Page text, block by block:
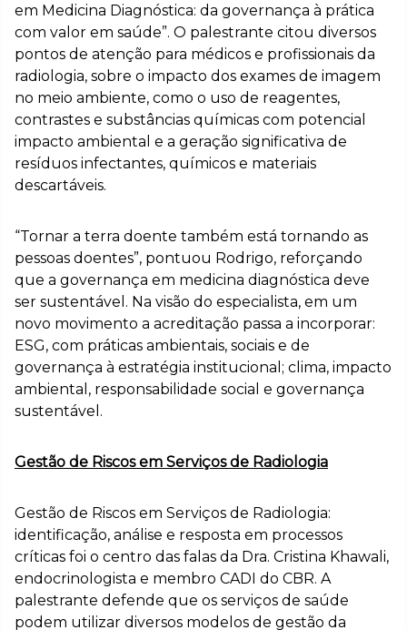
em Medicina Diagnóstica: da governança à prática
com valor em saúde”. O palestrante citou diversos
pontos de atenção para médicos e profissionais da
radiologia, sobre o impacto dos exames de imagem
no meio ambiente, como o uso de reagentes,
contrastes e substâncias químicas com potencial
impacto ambiental e a geração significativa de
resíduos infectantes, químicos e materiais
descartáveis.
“Tornar a terra doente também está tornando as
pessoas doentes”, pontuou Rodrigo, reforçando
que a governança em medicina diagnóstica deve
ser sustentável. Na visão do especialista, em um
novo movimento a acreditação passa a incorporar:
ESG, com práticas ambientais, sociais e de
governança à estratégia institucional; clima, impacto
ambiental, responsabilidade social e governança
sustentável.
Gestão de Riscos em Serviços de Radiologia
Gestão de Riscos em Serviços de Radiologia:
identificação, análise e resposta em processos
críticas foi o centro das falas da Dra. Cristina Khawali,
endocrinologista e membro CADI do CBR. A
palestrante defende que os serviços de saúde
podem utilizar diversos modelos de gestão da